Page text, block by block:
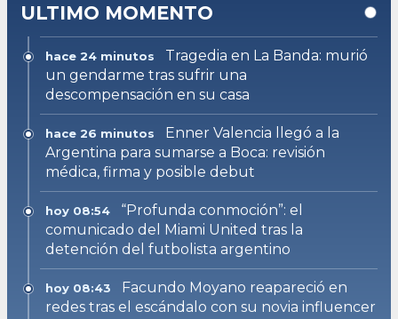
ULTIMO MOMENTO
hace 24 minutos
Tragedia en La Banda: murió
un gendarme tras sufrir una
descompensación en su casa
hace 26 minutos
Enner Valencia llegó a la
Argentina para sumarse a Boca: revisión
médica, firma y posible debut
hoy 08:54
“Profunda conmoción”: el
comunicado del Miami United tras la
detención del futbolista argentino
hoy 08:43
Facundo Moyano reapareció en
redes tras el escándalo con su novia influencer